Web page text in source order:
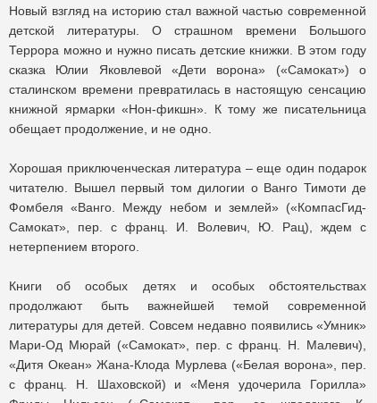
Новый взгляд на историю стал важной частью современной
детской литературы. О страшном времени Большого
Террора можно и нужно писать детские книжки. В этом году
сказка Юлии Яковлевой «Дети ворона» («Самокат») о
сталинском времени превратилась в настоящую сенсацию
книжной ярмарки «Нон-фикшн». К тому же писательница
обещает продолжение, и не одно.
Хорошая приключенческая литература – еще один подарок
читателю. Вышел первый том дилогии о Ванго Тимоти де
Фомбеля «Ванго. Между небом и землей» («КомпасГид-
Самокат», пер. с франц. И. Волевич, Ю. Рац), ждем с
нетерпением второго.
Книги об особых детях и особых обстоятельствах
продолжают быть важнейшей темой современной
литературы для детей. Совсем недавно появились «Умник»
Мари-Од Мюрай («Самокат», пер. с франц. Н. Малевич),
«Дитя Океан» Жана-Клода Мурлева («Белая ворона», пер.
с франц. Н. Шаховской) и «Меня удочерила Горилла»